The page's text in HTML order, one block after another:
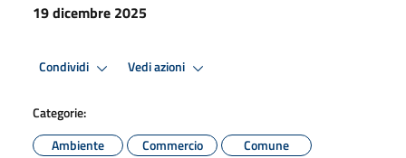
19 dicembre 2025
Condividi Vedi azioni
Categorie:
Ambiente
Commercio
Comune